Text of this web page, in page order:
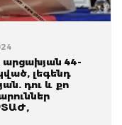
արցախյան 44-
լեգենդ
դու և քո